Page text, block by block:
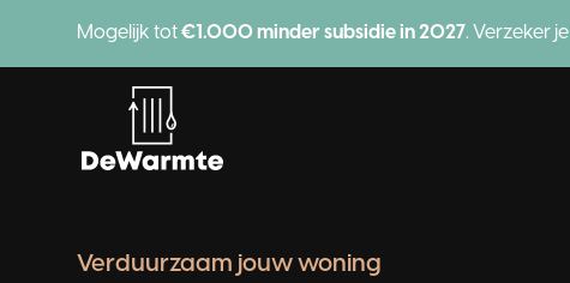
Mogelijk tot€1.000 minder subsidie in 2027. Verzeker
Verduurzaam jouw woning